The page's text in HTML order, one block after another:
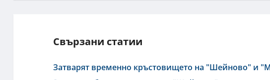
Свързани статии
Затварят временно кръстовището на "Шейново" и